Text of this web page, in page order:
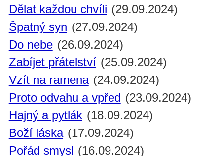
Dělat každou chvíli (29.09.2024)
Špatný syn (27.09.2024)
Do nebe (26.09.2024)
Zabíjet přátelství (25.09.2024)
Vzít na ramena (24.09.2024)
Proto odvahu a vpřed (23.09.2024)
Hajný a pytlák (18.09.2024)
Boží láska (17.09.2024)
Pořád smysl (16.09.2024)